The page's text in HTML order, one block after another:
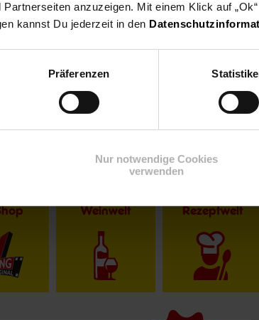
anzuzeigen. Mit einem Klick auf
kannst Du jederzeit in den
Präferenzen
Nur notwendige Cookies
verwenden
Weinwelt Rezeptwelt